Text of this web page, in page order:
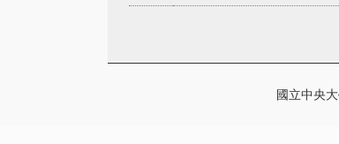
國立中央